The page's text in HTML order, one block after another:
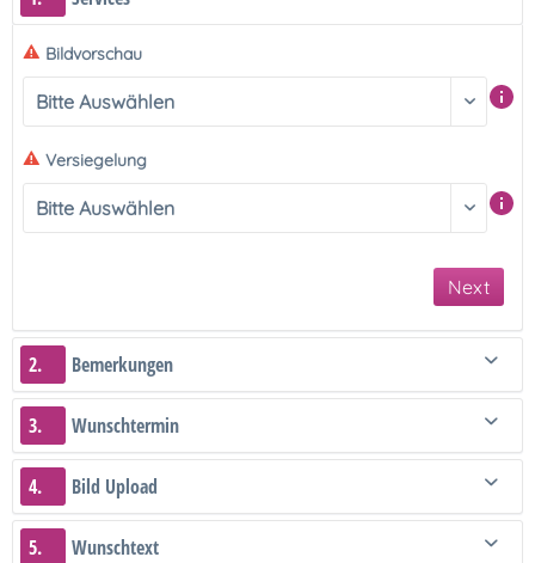
Bildvorschau
Versiegelung
Next
2. Bemerkungen
3. Wunschtermin
4. Bild Upload
5. Wunschtext